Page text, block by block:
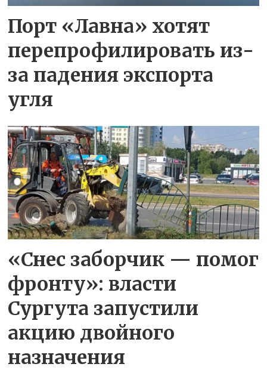
Порт «Лавна» хотят
перепрофилировать из-
за падения экспорта
угля
«Снес заборчик — помог
фронту»: власти
Сургута запустили
акцию двойного
назначения